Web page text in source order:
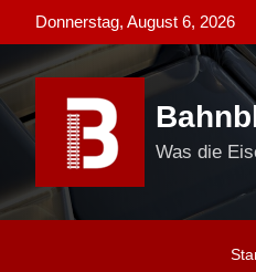
to
content
Donnerstag, August 6, 2026
Was die